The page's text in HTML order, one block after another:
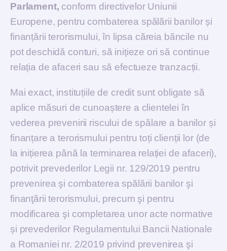
Parlament, conform directivelor Uniunii
Europene, pentru combaterea spălării banilor și
finanțării terorismului, în lipsa căreia băncile nu
pot deschidă conturi, să inițieze ori să continue
relația de afaceri sau să efectueze tranzacții.
Mai exact, instituțiile de credit sunt obligate să
aplice măsuri de cunoaștere a clientelei în
vederea prevenirii riscului de spălare a banilor și
finanțare a terorismului pentru toți clienții lor (de
la inițierea până la terminarea relației de afaceri),
potrivit prevederilor Legii nr. 129/2019 pentru
prevenirea şi combaterea spălării banilor şi
finanţării terorismului, precum şi pentru
modificarea şi completarea unor acte normative
și prevederilor Regulamentului Bancii Nationale
a Romaniei nr. 2/2019 privind prevenirea şi